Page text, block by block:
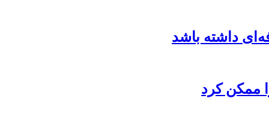
داشته باشد
ممکن کرد